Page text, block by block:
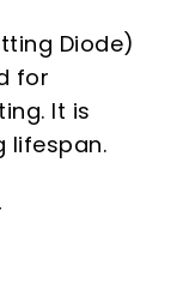
Diode)
for
It is
lifespan.